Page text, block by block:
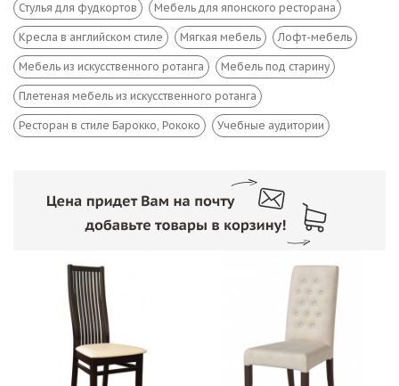
Стулья для фудкортов Мебель для японского ресторана
Кресла в английском стиле Мягкая мебель Лофт-мебель
Мебель из искусственного ротанга Мебель под старину
Плетеная мебель из искусственного ротанга
Ресторан в стиле Барокко, Рококо Учебные аудитории